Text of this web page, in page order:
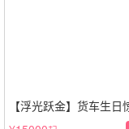
【浮光跃金】货车生日
·经典白色系